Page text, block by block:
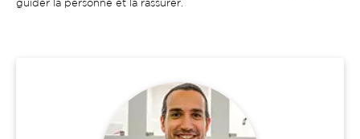
guider la personne et la rassurer.